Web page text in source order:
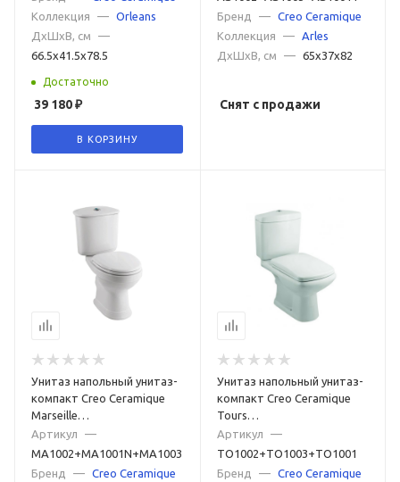
Коллекция
— Orleans
ДxШxВ, см
—
66.5x41.5x78.5
Достаточно
39 180₽
В КОРЗИНУ
Бренд
—
Creo Ceramique
Коллекция
—
Arles
ДxШxВ, см
— 65x37x82
Снят с продажи
Унитаз напольный унитаз-
компакт Creo Ceramique
Marseille
MA1002+MA1001N+MA1003
белый
Артикул
—
MA1002+MA1001N+MA1003
Бренд
— Creo Ceramique
Унитаз напольный унитаз-
компакт Creo Ceramique
Tours
TO1002+TO1003+TO1001
белый
Артикул
—
TO1002+TO1003+TO1001
Бренд
—
Creo Ceramique